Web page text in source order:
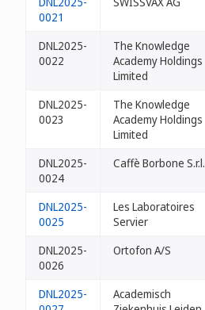
0021
DNL2025-
0022
The Knowledge
Academy Holdings
Limited
DNL2025-
0023
The Knowledge
Academy Holdings
Limited
DNL2025-
0024
Caffè Borbone S.r.l.
DNL2025-
0025
Les Laboratoires
Servier
DNL2025-
0026
Ortofon A/S
DNL2025-
Academisch